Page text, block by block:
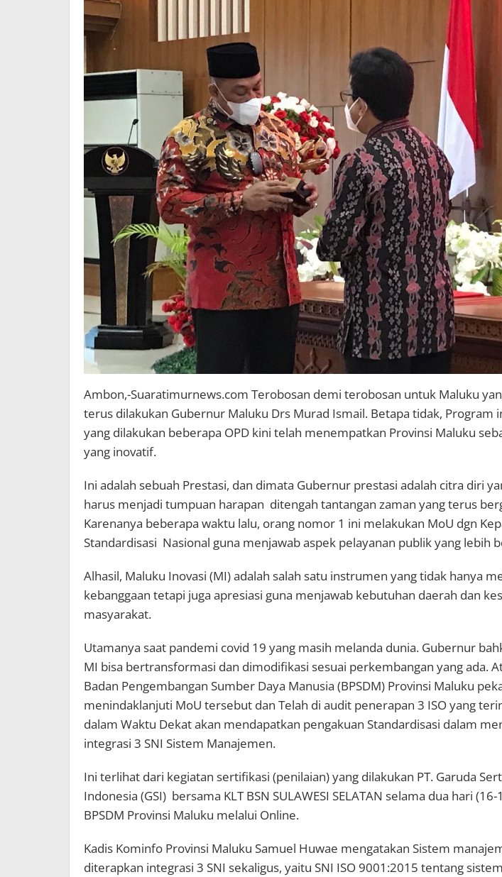
Ambon,-Suaratimurnews.com Terobosan demi terobosan untuk Maluku
terus dilakukan Gubernur Maluku Drs Murad Ismail. Betapa tidak, Program
yang dilakukan beberapa OPD kini telah menempatkan Provinsi Maluku
yang inovatif.
Ini adalah sebuah Prestasi, dan dimata Gubernur prestasi adalah citra diri
harus menjadi tumpuan harapan ditengah tantangan zaman yang terus
Karenanya beberapa waktu lalu, orang nomor 1 ini melakukan MoU dgn
Standardisasi Nasional guna menjawab aspek pelayanan publik yang lebih
Alhasil, Maluku Inovasi (MI) adalah salah satu instrumen yang tidak hanya
kebanggaan tetapi juga apresiasi guna menjawab kebutuhan daerah dan
masyarakat.
Utamanya saat pandemi covid 19 yang masih melanda dunia. Gubernur
MI bisa bertransformasi dan dimodifikasi sesuai perkembangan yang ada.
Badan Pengembangan Sumber Daya Manusia (BPSDM) Provinsi Maluku
menindaklanjuti MoU tersebut dan Telah di audit penerapan 3 ISO yang
dalam Waktu Dekat akan mendapatkan pengakuan Standardisasi dalam
integrasi 3 SNI Sistem Manajemen.
Ini terlihat dari kegiatan sertifikasi (penilaian) yang dilakukan PT. Garuda
Indonesia (GSI) bersama KLT BSN SULAWESI SELATAN selama dua hari
BPSDM Provinsi Maluku melalui Online.
Kadis Kominfo Provinsi Maluku Samuel Huwae mengatakan Sistem
diterapkan integrasi 3 SNI sekaligus, yaitu SNI ISO 9001:2015 tentang